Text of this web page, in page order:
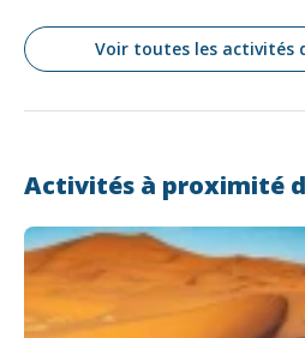
Voir toutes les activités
Activités à proximité